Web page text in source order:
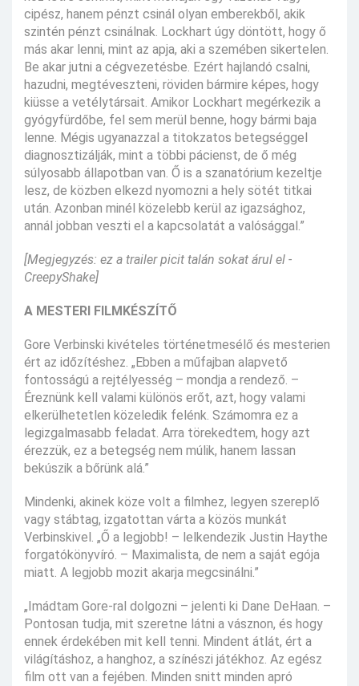
cipész, hanem pénzt csinál olyan emberekből, akik
szintén pénzt csinálnak. Lockhart úgy döntött, hogy ő
más akar lenni, mint az apja, aki a szemében sikertelen.
Be akar jutni a cégvezetésbe. Ezért hajlandó csalni,
hazudni, megtéveszteni, röviden bármire képes, hogy
kiüsse a vetélytársait. Amikor Lockhart megérkezik a
gyógyfürdőbe, fel sem merül benne, hogy bármi baja
lenne. Mégis ugyanazzal a titokzatos betegséggel
diagnosztizálják, mint a többi pácienst, de ő még
súlyosabb állapotban van. Ő is a szanatórium kezeltje
lesz, de közben elkezd nyomozni a hely sötét titkai
után. Azonban minél közelebb kerül az igazsághoz,
annál jobban veszti el a kapcsolatát a valósággal.”
[Megjegyzés: ez a trailer picit talán sokat árul el -
CreepyShake]
A MESTERI FILMKÉSZÍTŐ
Gore Verbinski kivételes történetmesélő és mesterien
ért az időzítéshez. „Ebben a műfajban alapvető
fontosságú a rejtélyesség – mondja a rendező. –
Éreznünk kell valami különös erőt, azt, hogy valami
elkerülhetetlen közeledik felénk. Számomra ez a
legizgalmasabb feladat. Arra törekedtem, hogy azt
érezzük, ez a betegség nem múlik, hanem lassan
bekúszik a bőrünk alá.”
Mindenki, akinek köze volt a filmhez, legyen szereplő
vagy stábtag, izgatottan várta a közös munkát
Verbinskivel. „Ő a legjobb! – lelkendezik Justin Haythe
forgatókönyvíró. – Maximalista, de nem a saját egója
miatt. A legjobb mozit akarja megcsinálni.”
„Imádtam Gore-ral dolgozni – jelenti ki Dane DeHaan. –
Pontosan tudja, mit szeretne látni a vásznon, és hogy
ennek érdekében mit kell tenni. Mindent átlát, ért a
világításhoz, a hanghoz, a színészi játékhoz. Az egész
film ott van a fejében. Minden snitt minden apró